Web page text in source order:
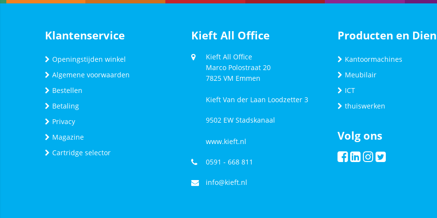
Klantenservice
Openingstijden winkel
Algemene voorwaarden
Bestellen
Betaling
Privacy
Magazine
Cartridge selector
Kieft All Office
Kieft All Office
Marco Polostraat 20
7825 VM Emmen
Kieft Van der Laan Loodzetter 3
9502 EW Stadskanaal
www.kieft.nl
0591 - 668 811
info@kieft.nl
Producten en
Kantoormachines
Meubilair
ICT
thuiswerken
Volg ons